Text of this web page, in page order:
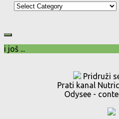
Kategorije
i još ...
Pridruži
Prati kanal
Odysee -